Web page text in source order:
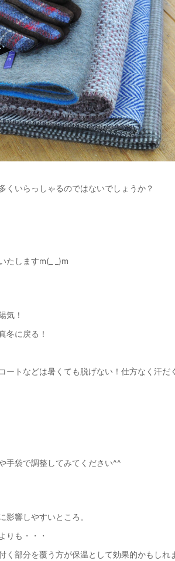
くいらっしゃるのではないでしょうか？
たしますm(_ _)m
気！
冬に戻る！
トなどは暑くても脱げない！仕方なく汗だ
手袋で調整してみてください^^
響しやすいところ。
りも・・・
く部分を覆う方が保温として効果的かもしれ
【メンズ・ドレ
半袖】ナチュラ
クス・ドライ・
ード・イタリア
ン・スキッパー
価格7,150円